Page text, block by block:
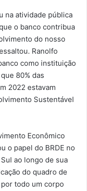
na atividade pública
o banco contribua
do nosso
Ranolfo
como instituição
80% das
2022 estavam
Sustentável
Econômico
o papel do BRDE no
ao longo de sua
do quadro de
todo um corpo